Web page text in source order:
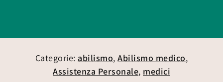
Categorie: abilismo,Abilismo medico,
Assistenza Personale, medici